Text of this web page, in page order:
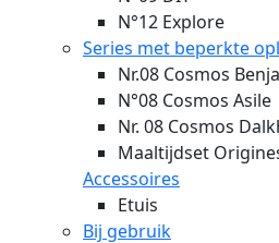
N°12 Explore
Series met beperkte
Nr.08 Cosmos
N°08 Cosmos Asile
Nr. 08 Cosmos
Maaltijdset
Accessoires
Etuis
Bij gebruik